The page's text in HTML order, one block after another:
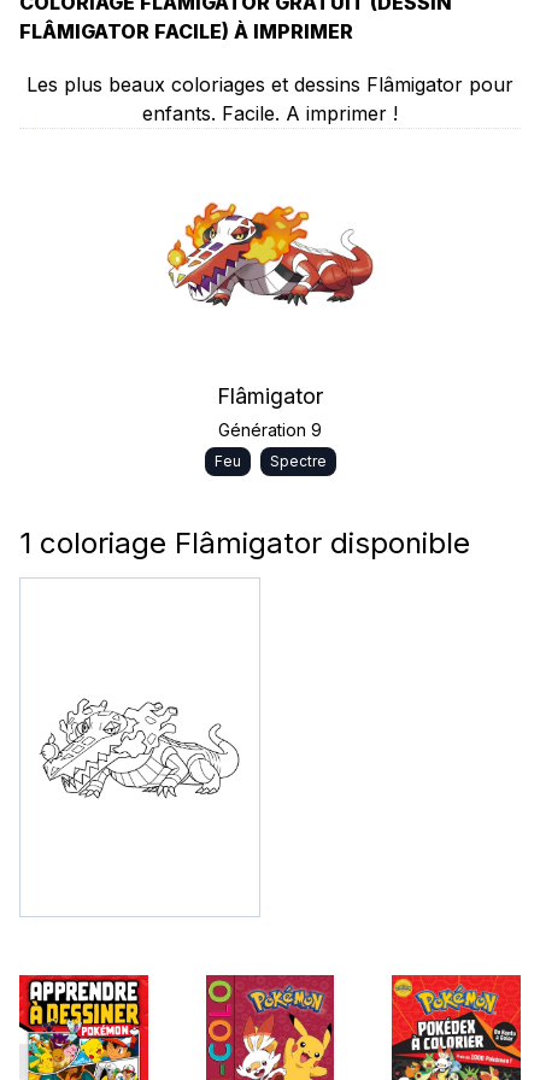
FLÂMIGATOR FACILE) À IMPRIMER
Les plus beaux coloriages et dessins Flâmigator pour
enfants. Facile. A imprimer !
Flâmigator
Génération 9
Feu Spectre
1 coloriage Flâmigator disponible